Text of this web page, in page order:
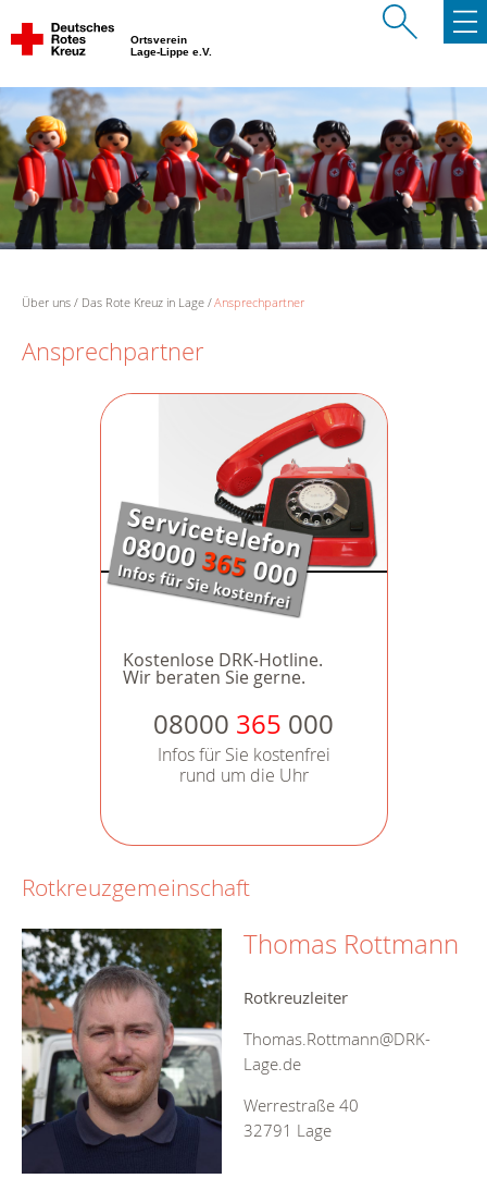
Ortsverein
Lage-Lippe e.V.
Über uns Das Rote Kreuz in Lage Ansprechpartner
Ansprechpartner
Kostenlose DRK-Hotline.
Wir beraten Sie gerne.
08000 365 000
Infos für Sie kostenfrei
rund um die Uhr
Rotkreuzgemeinschaft
Thomas Rottmann
Rotkreuzleiter
Thomas.Rottmann@DRK-
Lage.de
Werrestraße 40
32791 Lage